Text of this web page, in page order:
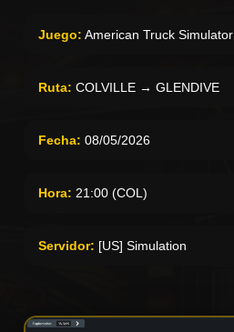
Juego: American Truck Simulator
Ruta: COLVILLE → GLENDIVE
Fecha: 08/05/2026
Hora: 21:00 (COL)
Servidor: [US] Simulation